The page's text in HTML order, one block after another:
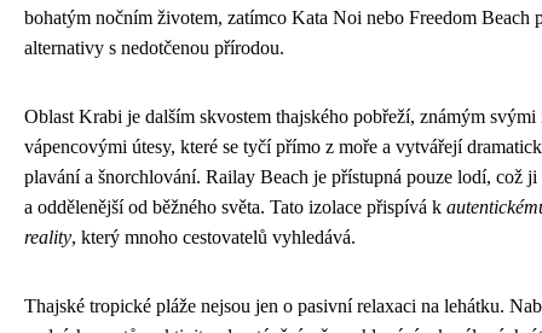
bohatým nočním životem, zatímco Kata Noi nebo Freedom Beach
alternativy s nedotčenou přírodou.
Oblast Krabi je dalším skvostem thajského pobřeží, známým
vápencovými útesy, které se tyčí přímo z moře a vytvářejí
plavání a šnorchlování. Railay Beach je přístupná pouze lodí, což
a oddělenější od běžného světa. Tato izolace přispívá k
reality, který mnoho cestovatelů vyhledává.
Thajské tropické pláže nejsou jen o pasivní relaxaci na lehátku.